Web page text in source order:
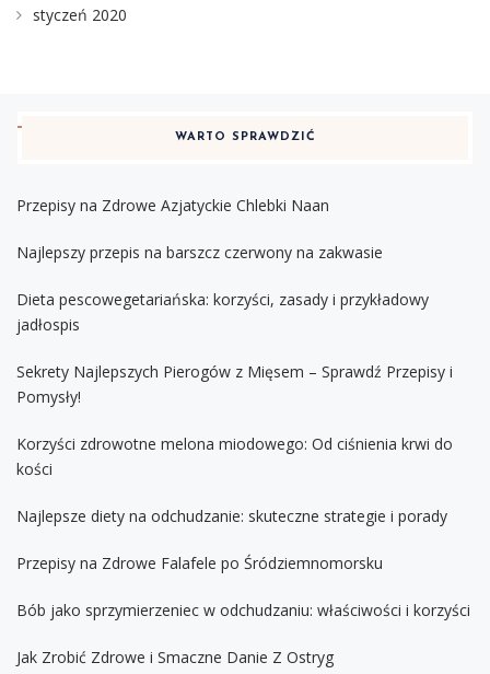
styczeń 2020
WARTO SPRAWDZIĆ
Przepisy na Zdrowe Azjatyckie Chlebki Naan
Najlepszy przepis na barszcz czerwony na zakwasie
Dieta pescowegetariańska: korzyści, zasady i przykładowy
jadłospis
Sekrety Najlepszych Pierogów z Mięsem – Sprawdź Przepisy i
Pomysły!
Korzyści zdrowotne melona miodowego: Od ciśnienia krwi do
kości
Najlepsze diety na odchudzanie: skuteczne strategie i porady
Przepisy na Zdrowe Falafele po Śródziemnomorsku
Bób jako sprzymierzeniec w odchudzaniu: właściwości i korzyści
Jak Zrobić Zdrowe i Smaczne Danie Z Ostryg